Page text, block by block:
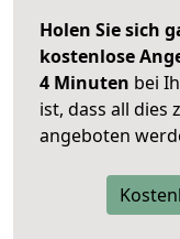
Holen Sie sich
kostenlose
4 Minuten bei
ist, dass all dies
angeboten